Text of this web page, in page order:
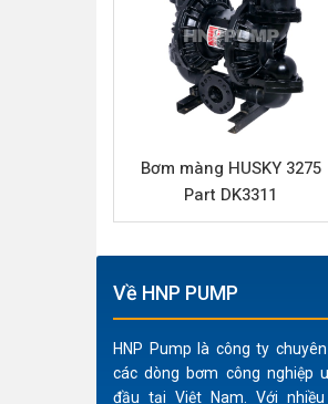
Lưu lượng tối đa
Áp lực tối đa
Đường cấp khí
Phần trung tâm
Màng bơm
Bi
Đế bi
Đặc điểm nổi bật
Bơm màng HUSKY 3275
Part DK3311
Về HNP PUMP
HNP Pump là công ty
các dòng bơm công nghiệp
đầu tại Việt Nam. Với